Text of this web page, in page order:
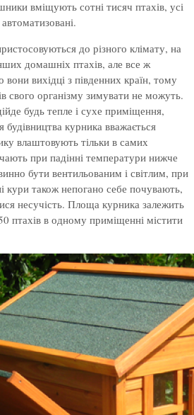
вміщують сотні тисяч птахів, усі
до різного клімату, на
домашніх птахів, але все ж
вихідці з південних країн, тому
свого організму зимувати не можуть.
будь тепле і сухе приміщення,
будівництва курника вважається
влаштовують тільки в самих
при падінні температури нижче
бути вентильованим і світлим, при
кури також непогано себе почувають,
несучість. Площа курника залежить
птахів в одному приміщенні містити